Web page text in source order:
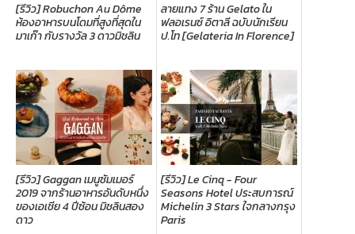
[รีวิว] Robuchon Au Dôme
ห้องอาหารบนโดมที่สูงที่สุดใน
มาเก๊า กับรางวัล 3 ดาวมิชลิน
ลายแทง 7 ร้าน Gelato ใน
ฟลอเรนซ์ อิตาลี ฉบับนักเรียน
ป.โท [Gelateria In Florence]
[รีวิว] Gaggan เมนูซัมเมอร์
2019 จากร้านอาหารอันดับหนึ่ง
ของเอเชีย 4 ปีซ้อน มิชลินสอง
ดาว
[รีวิว] Le Cinq - Four
Seasons Hotel ประสบการณ์
Michelin 3 Stars ใจกลางกรุง
Paris